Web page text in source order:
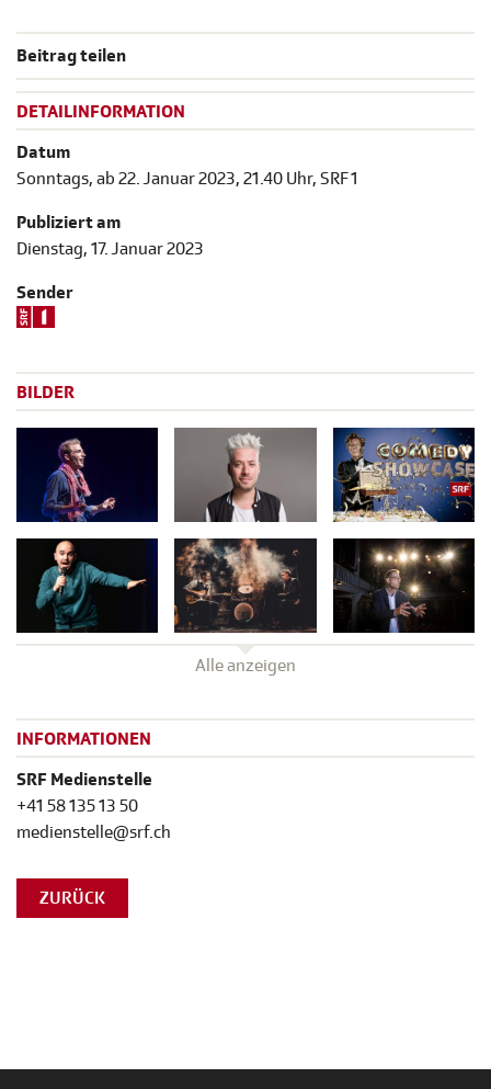
Beitrag teilen
DETAILINFORMATION
Datum
Sonntags, ab 22. Januar 2023, 21.40 Uhr, SRF 1
Publiziert am
Dienstag, 17. Januar 2023
Sender
BILDER
Alle anzeigen
INFORMATIONEN
SRF Medienstelle
+41 58 135 13 50
medienstelle@srf.ch
ZURÜCK